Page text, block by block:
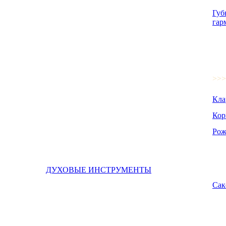
ДУХОВЫЕ ИНСТРУМЕНТЫ
>>>